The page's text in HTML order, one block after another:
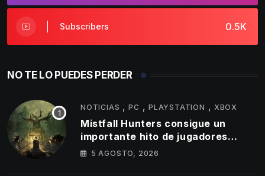
0.5K
Subscribers
NO TE LO PUEDES PERDER
NOTICIAS ,PC ,PLAYSTATION , XBOX
Mistfall Hunters consigue un
importante hito de jugadores
simultáneos
5 AGOSTO, 2026